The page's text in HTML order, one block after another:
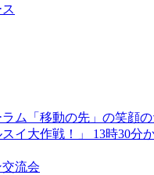
ラム「移動の先」の笑顔
スイ大作戦！」 13時30
交流会